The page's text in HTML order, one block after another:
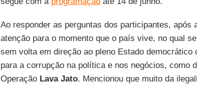
Ao responder as perguntas dos participantes, após
atenção para o momento que o país vive, no qual
sem volta em direção ao pleno Estado
para a corrupção na política e nos negócios, como
Operação Lava Jato. Mencionou que muito da